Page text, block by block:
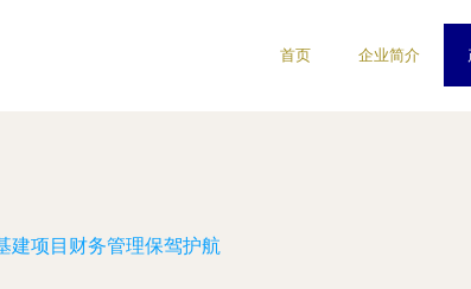
首页 企业简介
建项目财务管理保驾护航